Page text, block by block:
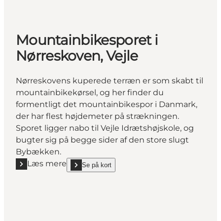
Mountainbikesporet i
Nørreskoven, Vejle
Nørreskovens kuperede terræn er som skabt til
mountainbikekørsel, og her finder du
formentligt det mountainbikespor i Danmark,
der har flest højdemeter på strækningen.
Sporet ligger nabo til Vejle Idrætshøjskole, og
bugter sig på begge sider af den store slugt
Bybækken.
Læs mere
Læs mere "Mountainbikesporet i Nørreskoven,
Se på kort
show Mountainbikesporet i Nørreskoven, Vejle